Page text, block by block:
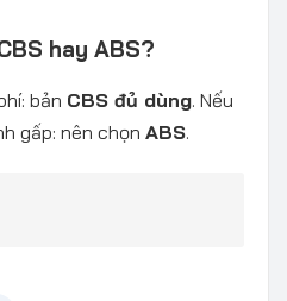
hay ABS?
bản CBS đủ dùng. Nếu
gấp: nên chọn ABS.